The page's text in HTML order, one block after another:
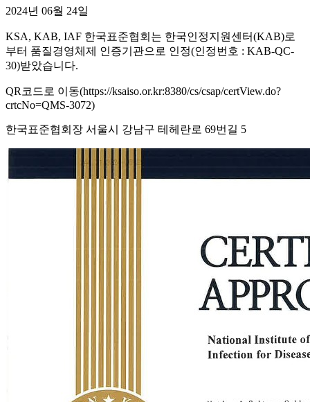
2024년 06월 24일
KSA, KAB, IAF 한국표준협회는 한국인정지원센터(KAB)로
부터 품질경영체제 인증기관으로 인정(인정번호 : KAB-QC-
30)받았습니다.
QR코드로 이동(https://ksaiso.or.kr:8380/cs/csap/certView.do?
crtcNo=QMS-3072)
한국표준협회장 서울시 강남구 테헤란로 69번길 5